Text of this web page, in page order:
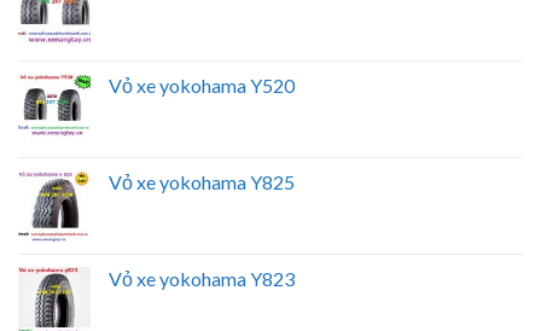
Vỏ xe yokohama Y520
Vỏ xe yokohama Y825
Vỏ xe yokohama Y823